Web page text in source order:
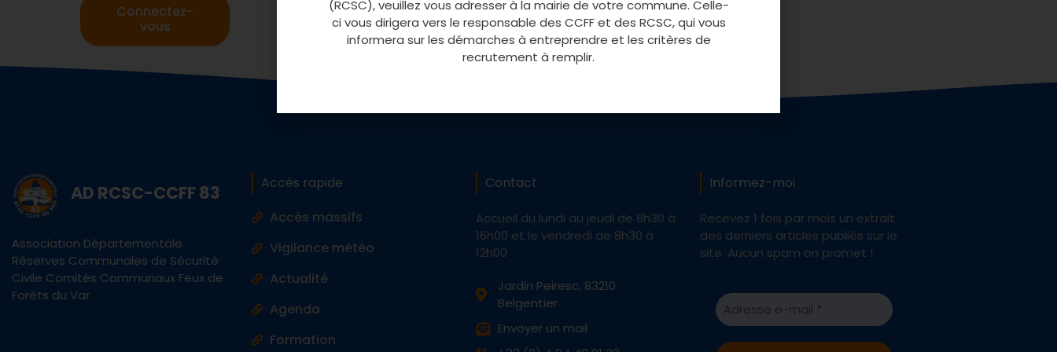
Connectez-
vous
AD RCSC-CCFF 83
Association Départementale
Réserves Communales de Sécurité
Civile Comités Communaux Feux de
Forêts du Var.
Accès rapide
Accès massifs
Vigilance météo
Actualité
Agenda
Formation
Contact
Accueil du lundi au jeudi de 8h30 à
16h00 et le vendredi de 8h30 à
12h00
Jardin Peiresc, 83210
Belgentier
Envoyer un mail
Informez-moi
Recevez 1 fois par mois un extrait
des derniers articles publiés sur le
site. Aucun spam on promet !
(RCSC), veuillez vous adresser à la mairie de votre commune. Celle-
ci vous dirigera vers le responsable des CCFF et des RCSC, qui vous
informera sur les démarches à entreprendre et les critères de
recrutement à remplir.